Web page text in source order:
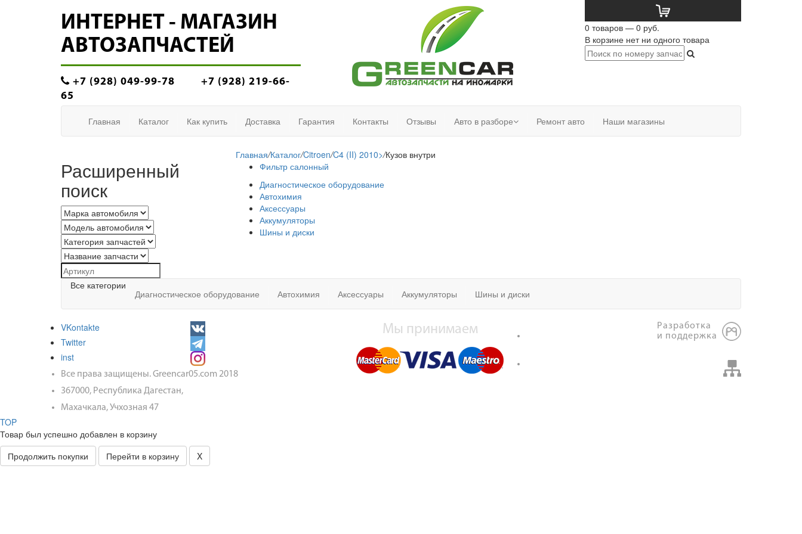
ИНТЕРНЕТ - МАГАЗИН
АВТОЗАПЧАСТЕЙ
+7 (928) 049-99-78
+7 (928) 219-66-
65
0 товаров — 0 руб.
В корзине нет ни одного товара
Главная Каталог Как купить Доставка Гарантия Контакты Отзывы Авто в разборе Ремонт авто Наши магазины
Расширенный
поиск
Главная/Каталог/Citroen/C4 (II) 2010>/Кузов внутри
Фильтр салонный
Диагностическое оборудование
Автохимия
Аксессуары
Аккумуляторы
Шины и диски
Все категории
Диагностическое оборудование Автохимия Аксессуары Аккумуляторы Шины и диски
VKontakte
Twitter
inst
Все права защищены. Greencar05.com 2018
367000, Республика Дагестан,
Махачкала, Учхозная 47
Мы принимаем
Разработка
и поддержка
TOP
Товар был успешно добавлен в корзину
Продолжить покупки
Перейти в корзину X